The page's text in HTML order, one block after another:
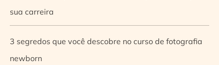
sua carreira
3 segredos que você descobre no curso de fotografia
newborn